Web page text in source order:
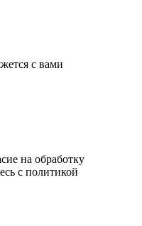
с вами
на обработку
c политикой